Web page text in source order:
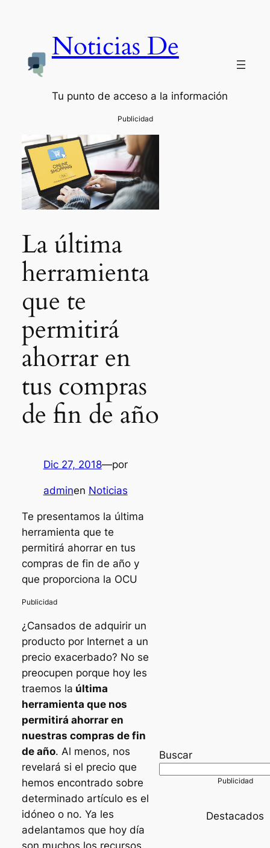
Noticias De
Tu punto de acceso a la información
La última
herramienta
que te
permitirá
ahorrar en
tus compras
de fin de año
Dic 27, 2018—por
adminen Noticias
Te presentamos la última
herramienta que te
permitirá ahorrar en tus
compras de fin de año y
que proporciona la OCU
¿Cansados de adquirir un
producto por Internet a un
precio exacerbado? No se
preocupen porque hoy les
traemos la última
herramienta que nos
permitirá ahorrar en
nuestras compras de fin
de año. Al menos, nos
revelará si el precio que
hemos encontrado sobre
determinado artículo es el
idóneo o no. Ya les
adelantamos que hoy día
Buscar
Destacados